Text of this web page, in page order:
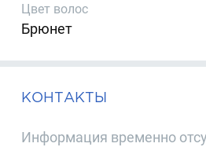
Цвет волос
Брюнет
КОНТАКТЫ
Информация временно